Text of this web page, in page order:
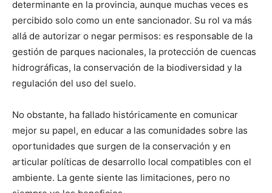
determinante en la provincia, aunque muchas veces es
percibido solo como un ente sancionador. Su rol va más
allá de autorizar o negar permisos: es responsable de la
gestión de parques nacionales, la protección de cuencas
hidrográficas, la conservación de la biodiversidad y la
regulación del uso del suelo.
No obstante, ha fallado históricamente en comunicar
mejor su papel, en educar a las comunidades sobre las
oportunidades que surgen de la conservación y en
articular políticas de desarrollo local compatibles con el
ambiente. La gente siente las limitaciones, pero no